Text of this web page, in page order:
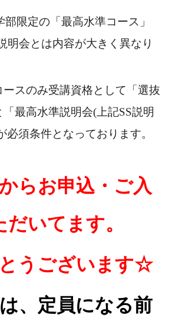
限定の「最高水準コース」
明会とは内容が大きく異なり
スのみ受講資格として「選抜
最高水準説明会(上記SS説明
必須条件となっております。
らお申込・ご入
だいてます。
うございます☆
、定員になる前